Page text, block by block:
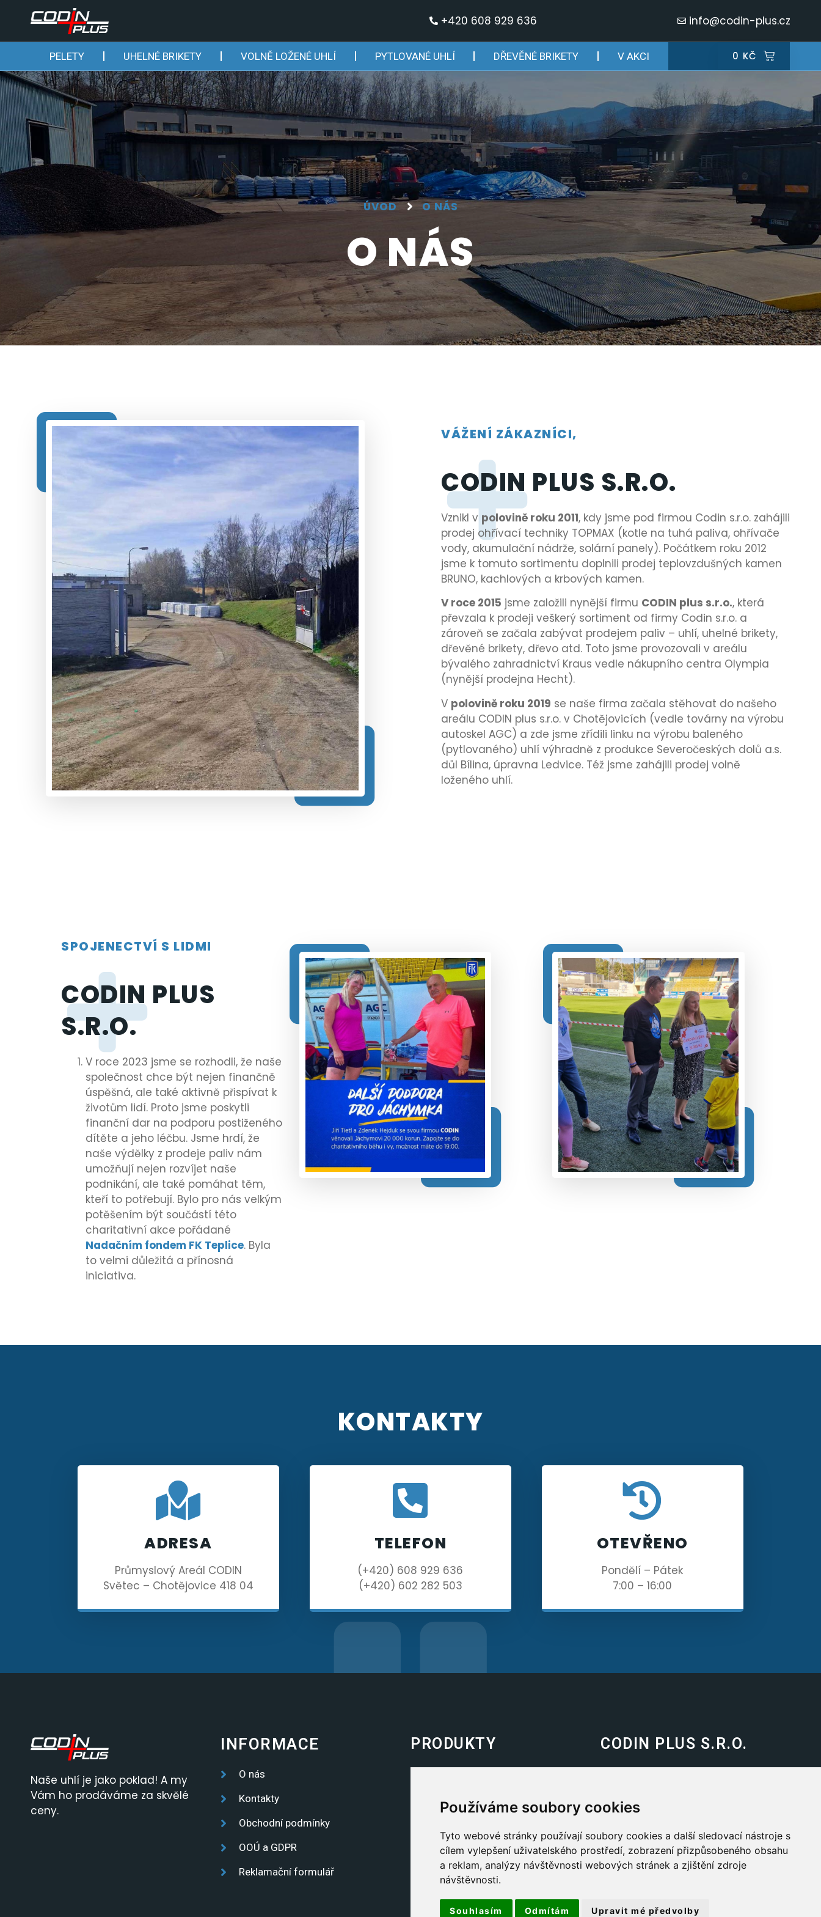
Používáme soubory cookies
Tyto webové stránky používají soubory cookies a další sledovací nástroje s
cílem vylepšení uživatelského prostředí, zobrazení přizpůsobeného obsahu
a reklam, analýzy návštěvnosti webových stránek a zjištění zdroje
návštěvnosti.
Souhlasím Odmítám Upravit mé předvolby
+420 608 929 636 info@codin-plus.cz
PELETY UHELNÉ BRIKETY VOLNĚ LOŽENÉ UHLÍ PYTLOVANÉ UHLÍ DŘEVĚNÉ BRIKETY V AKCI 0 KČ
ÚVOD O NÁS
O NÁS
VÁŽENÍ ZÁKAZNÍCI,
CODIN PLUS S.R.O.
Vznikl v polovině roku 2011, kdy jsme pod firmou Codin s.r.o. zahájili
prodej ohřívací techniky TOPMAX (kotle na tuhá paliva, ohřívače
vody, akumulační nádrže, solární panely). Počátkem roku 2012
jsme k tomuto sortimentu doplnili prodej teplovzdušných kamen
BRUNO, kachlových a krbových kamen.
V roce 2015 jsme založili nynější firmu CODIN plus s.r.o., která
převzala k prodeji veškerý sortiment od firmy Codin s.r.o. a
zároveň se začala zabývat prodejem paliv – uhlí, uhelné brikety,
dřevěné brikety, dřevo atd. Toto jsme provozovali v areálu
bývalého zahradnictví Kraus vedle nákupního centra Olympia
(nynější prodejna Hecht).
V polovině roku 2019 se naše firma začala stěhovat do našeho
areálu CODIN plus s.r.o. v Chotějovicích (vedle továrny na výrobu
autoskel AGC) a zde jsme zřídili linku na výrobu baleného
(pytlovaného) uhlí výhradně z produkce Severočeských dolů a.s.
důl Bílina, úpravna Ledvice. Též jsme zahájili prodej volně
loženého uhlí.
SPOJENECTVÍ S LIDMI
CODIN PLUS
S.R.O.
V roce 2023 jsme se rozhodli, že naše
společnost chce být nejen finančně
úspěšná, ale také aktivně přispívat k
životům lidí. Proto jsme poskytli
finanční dar na podporu postiženého
dítěte a jeho léčbu. Jsme hrdí, že
naše výdělky z prodeje paliv nám
umožňují nejen rozvíjet naše
podnikání, ale také pomáhat těm,
kteří to potřebují. Bylo pro nás velkým
potěšením být součástí této
charitativní akce pořádané
Nadačním fondem FK Teplice. Byla
to velmi důležitá a přínosná
iniciativa.
KONTAKTY
ADRESA
Průmyslový Areál CODIN
Světec – Chotějovice 418 04
TELEFON
(+420) 608 929 636
(+420) 602 282 503
OTEVŘENO
Pondělí – Pátek
7:00 – 16:00
Naše uhlí je jako poklad! A my
Vám ho prodáváme za skvělé
ceny.
INFORMACE
O nás
Kontakty
Obchodní podmínky
OOÚ a GDPR
Reklamační formulář
PRODUKTY
Uhelné brikety
Pytlované uhlí
Volně ložené uhlí
CODIN PLUS S.R.O.
Světec – Chotějovice 418 04
Info@codin-plus.cz
(+420) 608 929 636